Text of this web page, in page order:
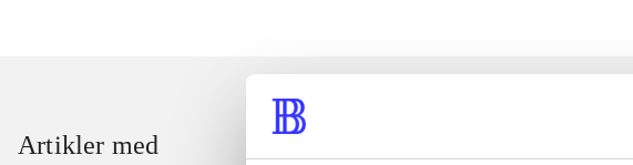
Artikler med